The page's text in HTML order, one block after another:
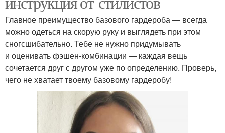
Главное преимущество базового гардероба — всегда
можно одеться на скорую руку и выглядеть при этом
сногсшибательно. Тебе не нужно придумывать
и оценивать фэшен-комбинации — каждая вещь
сочетается друг с другом уже по определению. Проверь,
чего не хватает твоему базовому гардеробу!